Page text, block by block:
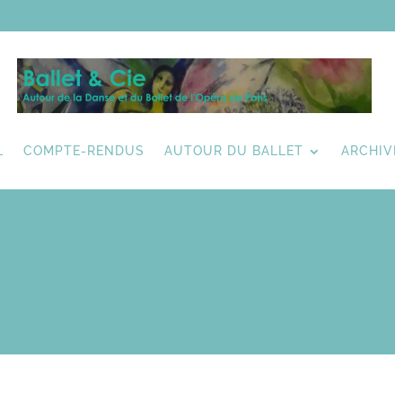
COMPTE-RENDUS AUTOUR DU BALLET